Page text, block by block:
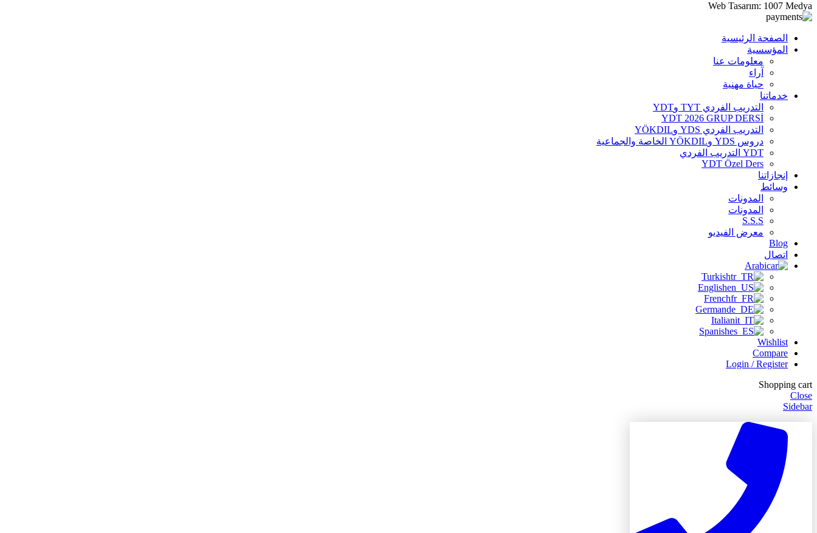
Web Tasarım: 1007 Medya
الصفحة الرئيسية
المؤسسية
معلومات عنا
آراء
حياة مهنية
خدماتنا
التدريب الفردي TYT وYDT
YDT 2026 GRUP DERSİ
التدريب الفردي YDS وYÖKDIL
دروس YDS وYÖKDIL الخاصة والجماعية
YDT التدريب الفردي
YDT Özel Ders
إنجازاتنا
وسائط
المدونات
المدونات
S.S.S
معرض الفيديو
Blog
اتصال
Arabic
Turkish
English
French
German
Italian
Spanish
Wishlist
Compare
Login / Register
Shopping cart
Close
Sidebar